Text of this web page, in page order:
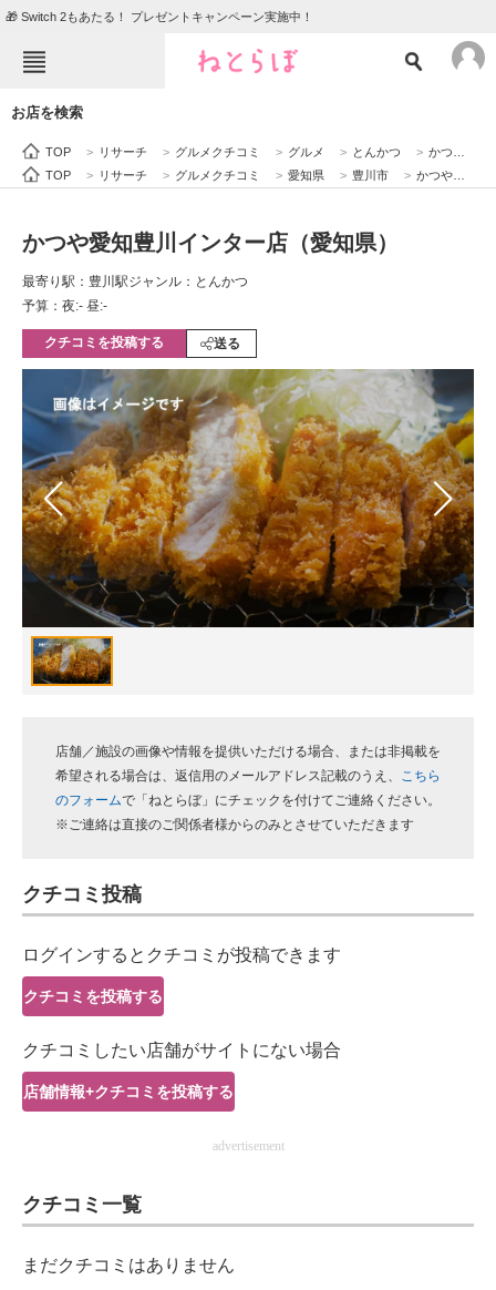
🎁 Switch 2もあたる！ プレゼントキャンペーン実施中！
エンタメ クイズ
住まい 教育・育児
動物
会員記事
メディア
注目記事を集めた総合ページ
ITの今と未来を見通す
スマホと通信の最新トレンド
進化するPCとデバイスの未来
好きが集まる 比べて選べる
ビジネスと働き方のヒント
企業ITのトレンドを詳説
経営リーダーのコミュニティ
ITエンジニア向け専門サイト
企業向けIT製品の総合サイト
IT製品の技術・比較・事例
製造業のIT導入・活用を支援
エレクトロニクス専門サイト
電子設計の基本と応用
お店を検索
TOP > リサーチ > グルメクチコミ > グルメ > とんかつ > かつや愛知豊川インター店（愛知県）
TOP
> リサーチ > グルメクチコミ > 愛知県 > 豊川市 > かつや愛知豊川インター店（愛知県）
かつや愛知豊川インター店（愛知県）
最寄り駅：豊川駅ジャンル：とんかつ
予算：夜:‐ 昼:‐
クチコミを投稿する 送る
店舗／施設の画像や情報を提供いただける場合、または非掲載を
希望される場合は、返信用のメールアドレス記載のうえ、
こちら
のフォームで「ねとらぼ」にチェックを付けてご連絡ください。
※ご連絡は直接のご関係者様からのみとさせていただきます
クチコミ投稿
ログインするとクチコミが投稿できます
クチコミを投稿する
クチコミしたい店舗がサイトにない場合
店舗情報+クチコミを投稿する
advertisement
クチコミ一覧
まだクチコミはありません